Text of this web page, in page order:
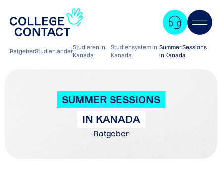
RatgeberStudienländer
Studieren in
Kanada
Studiensystem in
Kanada
Summer Sessions
in Kanada
SUMMER SESSIONS
IN KANADA
Ratgeber